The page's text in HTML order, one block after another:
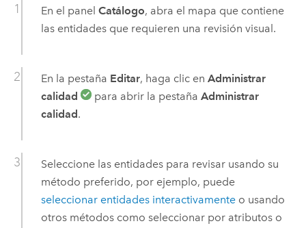
En el panel Catálogo, abra el mapa que contiene
las entidades que requieren una revisión visual.
En la pestaña Editar, haga clic en Administrar
calidad
para abrir la pestaña Administrar
calidad.
Seleccione las entidades para revisar usando su
método preferido, por ejemplo, puede
seleccionar entidades interactivamenteo usando
otros métodos como seleccionar por atributos o